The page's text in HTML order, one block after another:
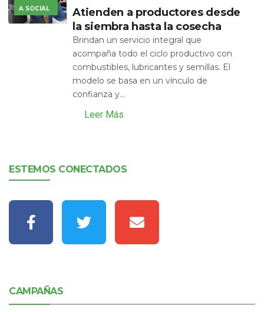
A SOCIAL
Atienden a productores desde
la siembra hasta la cosecha
Brindan un servicio integral que
acompaña todo el ciclo productivo con
combustibles, lubricantes y semillas. El
modelo se basa en un vínculo de
confianza y...
Leer Más
ESTEMOS CONECTADOS
CAMPAÑAS